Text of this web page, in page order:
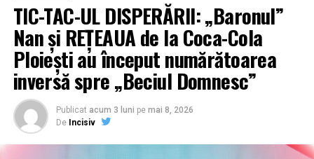
TIC-TAC-UL DISPERĂRII: „Baronul”
Nan și REȚEAUA de la Coca-Cola
Ploiești au început numărătoarea
inversă spre „Beciul Domnesc”
Publicat acum 3 luni pe mai 8, 2026
De Incisiv